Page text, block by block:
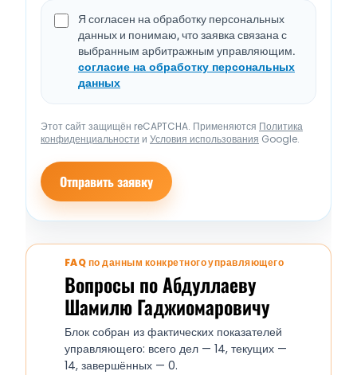
Я согласен на обработку персональных
данных и понимаю, что заявка связана с
выбранным арбитражным управляющим.
согласие на обработку персональных
данных
Этот сайт защищён reCAPTCHA. Применяются Политика
конфиденциальности и Условия использования Google.
Отправить заявку
FAQ по данным конкретного управляющего
Вопросы по Абдуллаеву
Шамилю Гаджиомаровичу
Блок собран из фактических показателей
управляющего: всего дел — 14, текущих —
14, завершённых — 0.